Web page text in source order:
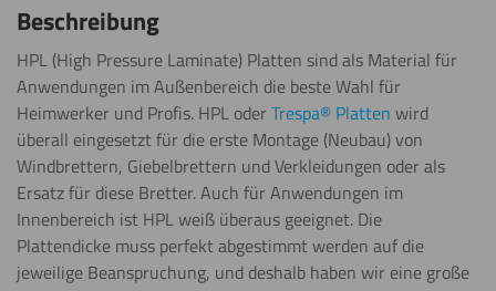
Biegen
(kalt)
Biegen
(warm)
Lasern
Beschreibung
HPL (High Pressure Laminate) Platten sind als Material für
Anwendungen im Außenbereich die beste Wahl für
Heimwerker und Profis. HPL oderTrespa® Platten wird
überall eingesetzt für die erste Montage (Neubau) von
Windbrettern, Giebelbrettern und Verkleidungen oder als
Ersatz für diese Bretter. Auch für Anwendungen im
Innenbereich ist HPL weiß überaus geeignet. Die
Plattendicke muss perfekt abgestimmt werden auf die
jeweilige Beanspruchung, und deshalb haben wir eine große